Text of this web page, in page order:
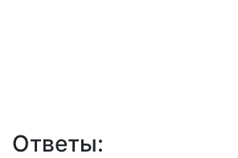
Ответы: